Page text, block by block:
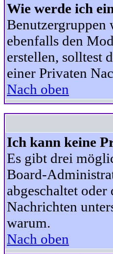
Wie werde ich
ebenfalls den
erstellen, solltest
einer Privaten
Nach oben
Ich kann keine
Es gibt drei
Board-
abgeschaltet
Nachrichten
warum.
Nach oben